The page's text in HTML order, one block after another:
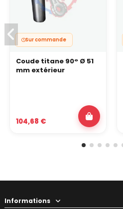
Sur commande
Coude titane 90° Ø 51
mm extérieur
104,68 €
Informations